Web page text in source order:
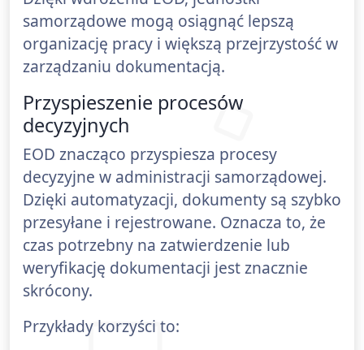
samorządowe mogą osiągnąć lepszą
organizację pracy i większą przejrzystość w
zarządzaniu dokumentacją.
Przyspieszenie procesów
decyzyjnych
EOD znacząco przyspiesza procesy
decyzyjne w administracji samorządowej.
Dzięki automatyzacji, dokumenty są szybko
przesyłane i rejestrowane. Oznacza to, że
czas potrzebny na zatwierdzenie lub
weryfikację dokumentacji jest znacznie
skrócony.
Przykłady korzyści to: